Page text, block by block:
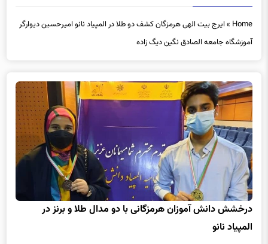
Home
» ایرج بیت الهی هرمزگان کشف دو طلا در المپیاد نانو امیرحسین دیوارگر
آموزشگاه جامعه الصادق نگین دیگ زاده
درخشش دانش آموزان هرمزگانی با دو مدال طلا و برنز در
المپیاد نانو